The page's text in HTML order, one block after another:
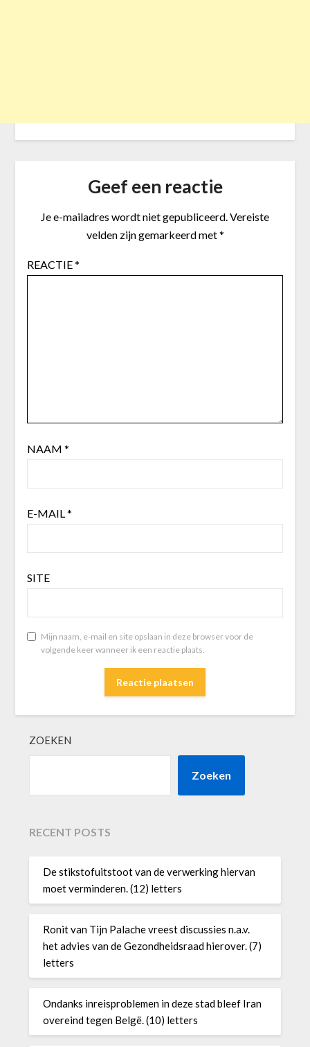
Geef een reactie
Je e-mailadres wordt niet gepubliceerd.Vereiste
velden zijn gemarkeerd met*
REACTIE*
NAAM *
E-MAIL*
SITE
Mijn naam, e-mail en site opslaan in deze browser voor de
volgende keer wanneer ik een reactie plaats.
ZOEKEN
Zoeken
RECENT POSTS
De stikstofuitstoot van de verwerking hiervan
moet verminderen. (12) letters
Ronit van Tijn Palache vreest discussies n.a.v.
het advies van de Gezondheidsraad hierover. (7)
letters
Ondanks inreisproblemen in deze stad bleef Iran
overeind tegen Belgë. (10) letters